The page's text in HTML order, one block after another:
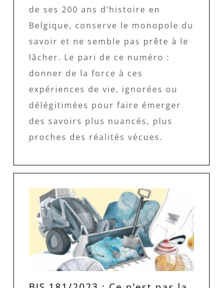
de ses 200 ans d’histoire en
Belgique, conserve le monopole du
savoir et ne semble pas prête à le
lâcher. Le pari de ce numéro :
donner de la force à ces
expériences de vie, ignorées ou
délégitimées pour faire émerger
des savoirs plus nuancés, plus
proches des réalités vécues.